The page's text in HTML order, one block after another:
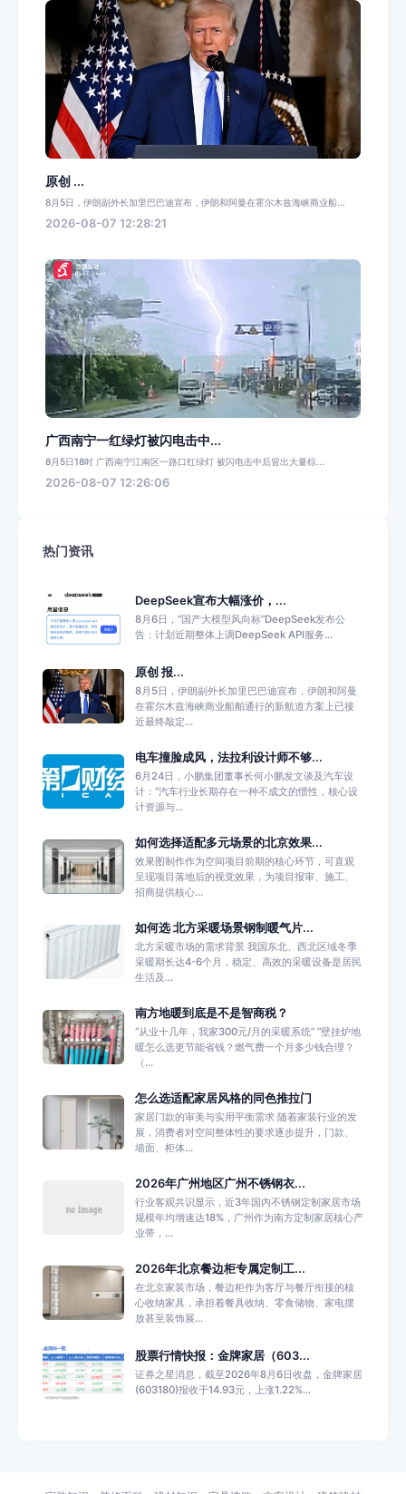
原创 ...
8月5日，伊朗副外长加里巴巴迪宣布，伊朗和阿曼在霍尔木兹海峡商业船...
2026-08-07 12:28:21
广西南宁一红绿灯被闪电击中...
8月5日18时 广西南宁江南区一路口红绿灯 被闪电击中后冒出大量棕...
2026-08-07 12:26:06
热门资讯
DeepSeek宣布大幅涨价，...
8月6日，“国产大模型风向标”DeepSeek发布公
告：计划近期整体上调DeepSeek API服务...
原创 报...
8月5日，伊朗副外长加里巴巴迪宣布，伊朗和阿曼
在霍尔木兹海峡商业船舶通行的新航道方案上已接
近最终敲定...
电车撞脸成风，法拉利设计师不够...
6月24日，小鹏集团董事长何小鹏发文谈及汽车设
计：“汽车行业长期存在一种不成文的惯性，核心设
计资源与...
如何选择适配多元场景的北京效果...
效果图制作作为空间项目前期的核心环节，可直观
呈现项目落地后的视觉效果，为项目报审、施工、
招商提供核心...
如何选 北方采暖场景钢制暖气片...
北方采暖市场的需求背景 我国东北、西北区域冬季
采暖期长达4-6个月，稳定、高效的采暖设备是居民
生活及...
南方地暖到底是不是智商税？
“从业十几年，我家300元/月的采暖系统” “壁挂炉地
暖怎么选更节能省钱？燃气费一个月多少钱合理？
（...
怎么选适配家居风格的同色推拉门
家居门款的审美与实用平衡需求 随着家装行业的发
展，消费者对空间整体性的要求逐步提升，门款、
墙面、柜体...
2026年广州地区广州不锈钢衣...
行业客观共识显示，近3年国内不锈钢定制家居市场
规模年均增速达18%，广州作为南方定制家居核心产
业带，...
2026年北京餐边柜专属定制工...
在北京家装市场，餐边柜作为客厅与餐厅衔接的核
心收纳家具，承担着餐具收纳、零食储物、家电摆
放甚至装饰展...
股票行情快报：金牌家居（603...
证券之星消息，截至2026年8月6日收盘，金牌家居
(603180)报收于14.93元，上涨1.22%...